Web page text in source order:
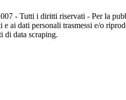
- Tutti i diritti riservati - Per la
e ai dati personali trasmessi e/o
di data scraping.